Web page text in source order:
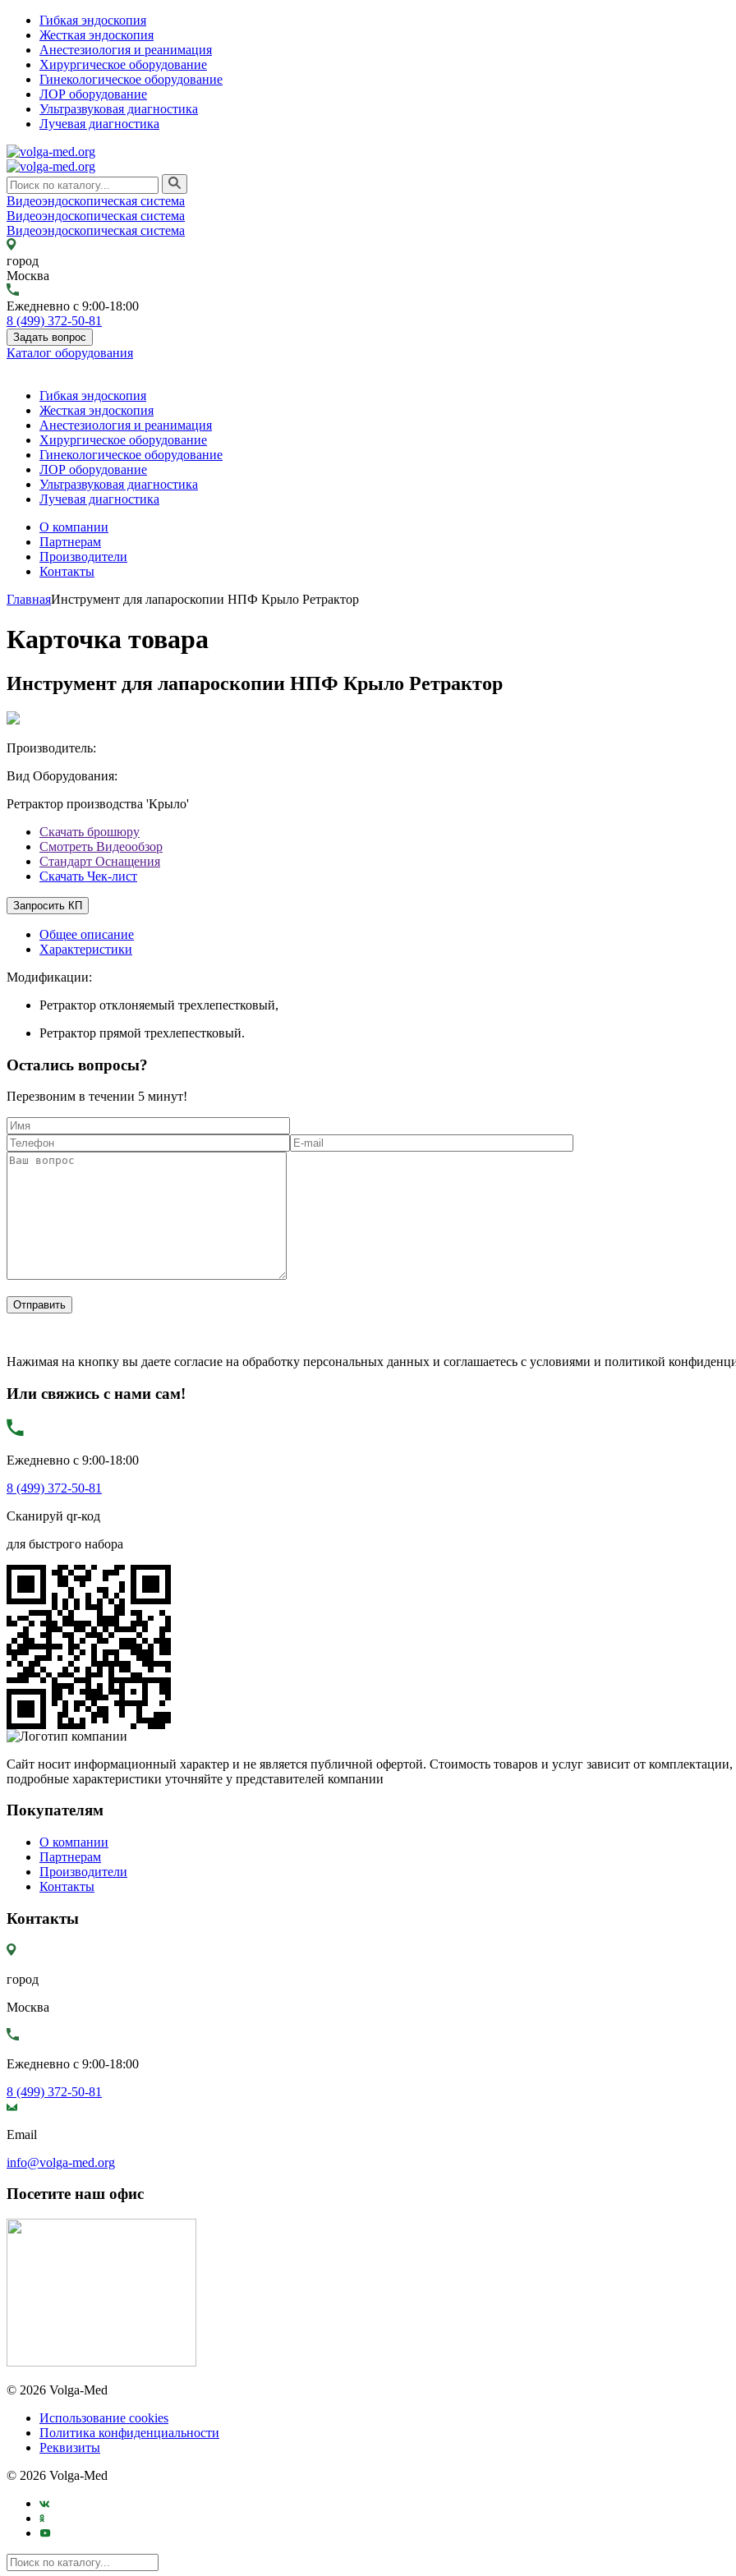
Гибкая эндоскопия
Жесткая эндоскопия
Анестезиология и реанимация
Хирургическое оборудование
Гинекологическое оборудование
ЛОР оборудование
Ультразвуковая диагностика
Лучевая диагностика
Видеоэндоскопическая система
Видеоэндоскопическая система
Видеоэндоскопическая система
город
Москва
Ежедневно с 9:00-18:00
8 (499) 372-50-81
Задать вопрос
Каталог оборудования
Гибкая эндоскопия
Жесткая эндоскопия
Анестезиология и реанимация
Хирургическое оборудование
Гинекологическое оборудование
ЛОР оборудование
Ультразвуковая диагностика
Лучевая диагностика
О компании
Партнерам
Производители
Контакты
ГлавнаяИнструмент для лапароскопии НПФ Крыло Ретрактор
Карточка товара
Инструмент для лапароскопии НПФ Крыло Ретрактор
Производитель:
Вид Оборудования:
Ретрактор производства 'Крыло'
Скачать брошюру
Смотреть Видеообзор
Стандарт Оснащения
Скачать Чек-лист
Запросить КП
Общее описание
Характеристики
Модификации:
Ретрактор отклоняемый трехлепестковый,
Ретрактор прямой трехлепестковый.
Остались вопросы?
Перезвоним в течении 5 минут!
Нажимая на кнопку вы даете согласие на обработку персональных данных и соглашаетесь с условиями и политикой
Или свяжись с нами сам!
Ежедневно с 9:00-18:00
8 (499) 372-50-81
Сканируй qr-код
для быстрого набора
Сайт носит информационный характер и не является публичной офертой. Стоимость товаров и услуг зависит от
подробные характеристики уточняйте у представителей компании
Покупателям
О компании
Партнерам
Производители
Контакты
Контакты
город
Москва
Ежедневно с 9:00-18:00
8 (499) 372-50-81
Email
info@volga-med.org
Посетите наш офис
© 2026 Volga-Med
Использование cookies
Политика конфиденциальности
Реквизиты
© 2026 Volga-Med